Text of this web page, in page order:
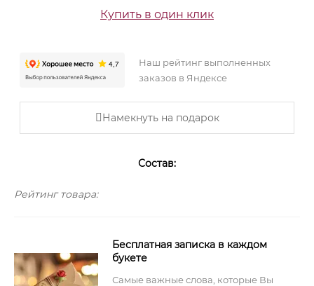
Купить в один клик
Наш рейтинг выполненных
заказов в Яндексе
Намекнуть на подарок
Состав:
Рейтинг товара:
Бесплатная записка в каждом
букете
Самые важные слова, которые Вы